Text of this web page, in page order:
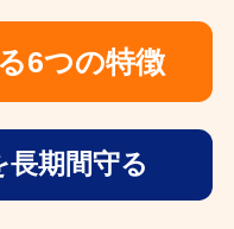
6つの特徴
期間守る